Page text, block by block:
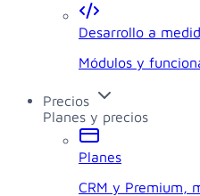
Desarrollo a
Módulos y
Precios
Planes y precios
Planes
CRM y Premium,